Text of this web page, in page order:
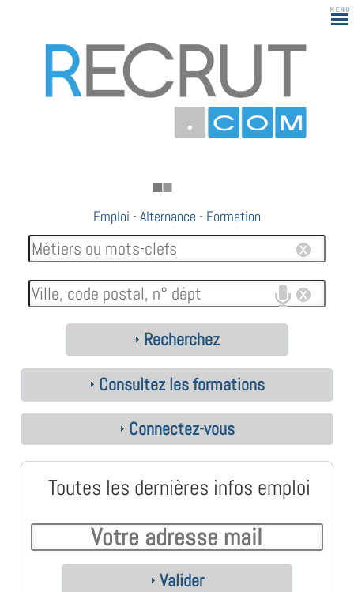
Emploi -Alternance - Formation
Recherchez
Consultez les formations
Connectez-vous
Toutes les dernières infos emploi
Valider